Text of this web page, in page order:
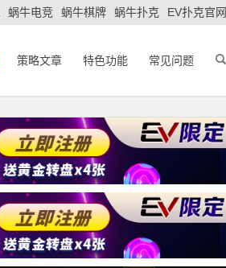
蜗牛电竞 蜗牛棋牌 蜗牛扑克 EV扑克官网
策略文章 特色功能 常见问题